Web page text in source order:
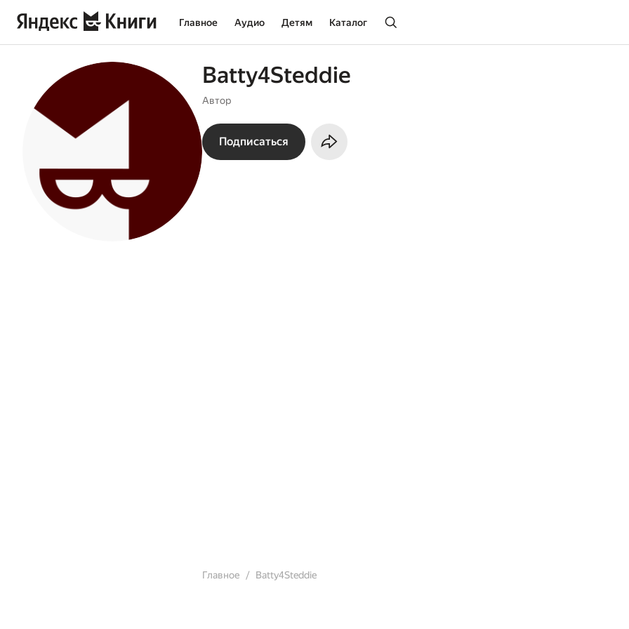
Главное Аудио Детям Каталог
Batty4Steddie
Автор
Подписаться
Главное Batty4Steddie